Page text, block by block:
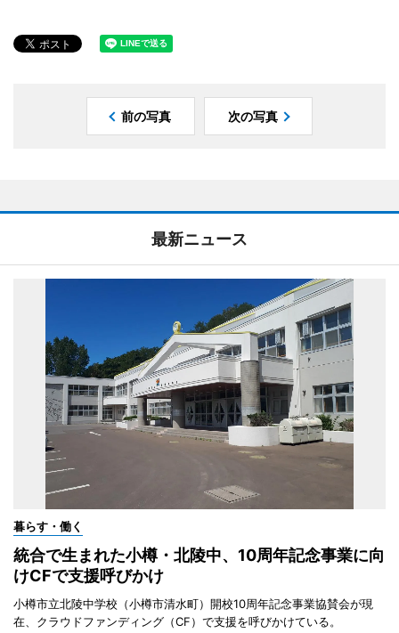
前の写真 次の写真
最新ニュース
暮らす・働く
統合で生まれた小樽・北陵中、10周年記念事業に向
けCFで支援呼びかけ
小樽市立北陵中学校（小樽市清水町）開校10周年記念事業協賛会が現
在、クラウドファンディング（CF）で支援を呼びかけている。